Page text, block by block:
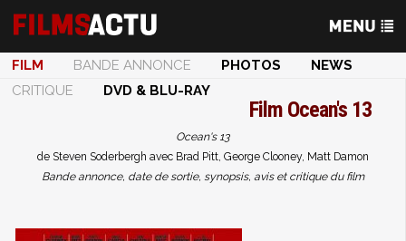
FILM BANDE ANNONCE PHOTOS
NEWS
CRITIQUE
DVD & BLU-RAY
Film Ocean's 13
Ocean's 13
de Steven Soderbergh avec Brad Pitt, George Clooney, Matt Damon
Bande annonce, date de sortie, synopsis, avis et critique du film